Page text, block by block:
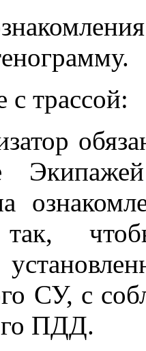
с трассой:
так,
СУ, с
ПДД.